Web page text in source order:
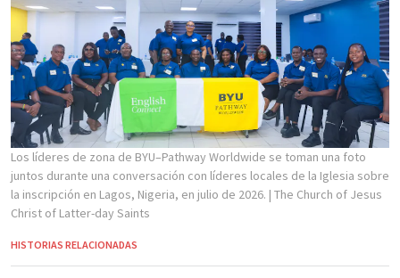
Los líderes de zona de BYU–Pathway Worldwide se toman una foto
juntos durante una conversación con líderes locales de la Iglesia sobre
la inscripción en Lagos, Nigeria, en julio de 2026. | The Church of Jesus
Christ of Latter-day Saints
HISTORIAS RELACIONADAS